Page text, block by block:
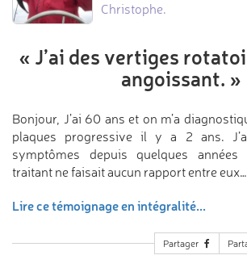
Christophe.
« J’ai des vertiges
angoissant. »
Bonjour, J’ai 60 ans et on m’a
plaques progressive il y a 2 ans.
symptômes depuis quelques
traitant ne faisait aucun rapport entre eux…
Lire ce témoignage en intégralité...
Partager